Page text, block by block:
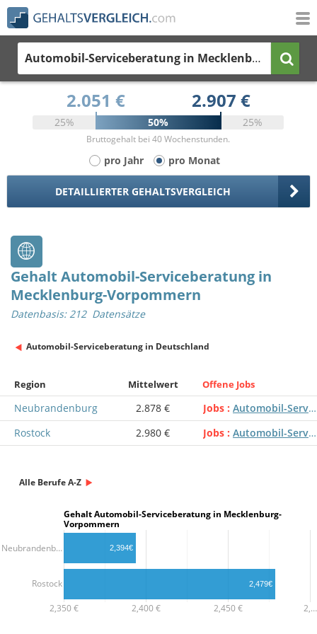
Automobil-Serviceberatung in Mecklenburg-Vorpommern
2.051 € 2.907 €
25% 50% 25%
Bruttogehalt bei 40 Wochenstunden.
pro Jahr pro Monat
DETAILLIERTER GEHALTSVERGLEICH
Gehalt Automobil-Serviceberatung in
Mecklenburg-Vorpommern
Datenbasis: 212 Datensätze
Automobil-Serviceberatung in Deutschland
Region Mittelwert Offene Jobs
Neubrandenburg 2.878 € Jobs
Automobil-Serviceberatung
Rostock
2.980 € Jobs Automobil-Serviceberatung
Alle Berufe A-Z
Gehalt Automobil-Serviceberatung in Mecklenburg-
Vorpommern
2,350 € 2,400 € 2,450 € 2,…
Neubrandenb…
Rostock
2,394€
2,479€